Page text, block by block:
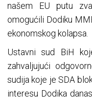
našem EU putu
omogućili Dodiku
ekonomskog kolapsa.
Ustavni sud BiH
zahvaljujući
sudija koje je SDA
interesu Dodika